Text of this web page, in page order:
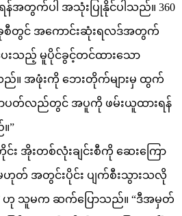
ရန်အတွက်ပါ အသုံးပြုနိုင်ပါသည်။ 360
စ်ခုစီတွင် အကောင်းဆုံးရလဒ်အတွက်
ေးသည့် မူပိုင်ခွင့်တင်ထားသော
သည်။ အဖုံးကို ဘေးတိုက်များမှ ထွက်
ာပတ်လည်တွင် အပူကို ဖမ်းယူထားရန်
”
င်း အိုးတစ်လုံးချင်းစီကို ဆေးကြော
ဟုတ် အတွင်းပိုင်း ပျက်စီးသွားသလို
ဟု သူမက ဆက်ပြောသည်။ “ဒီအမှတ်